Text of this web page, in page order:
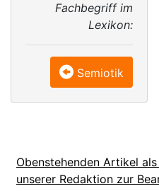
Fachbegriff im
Lexikon:
Semiotik
Obenstehenden Artikel
unserer Redaktion zur